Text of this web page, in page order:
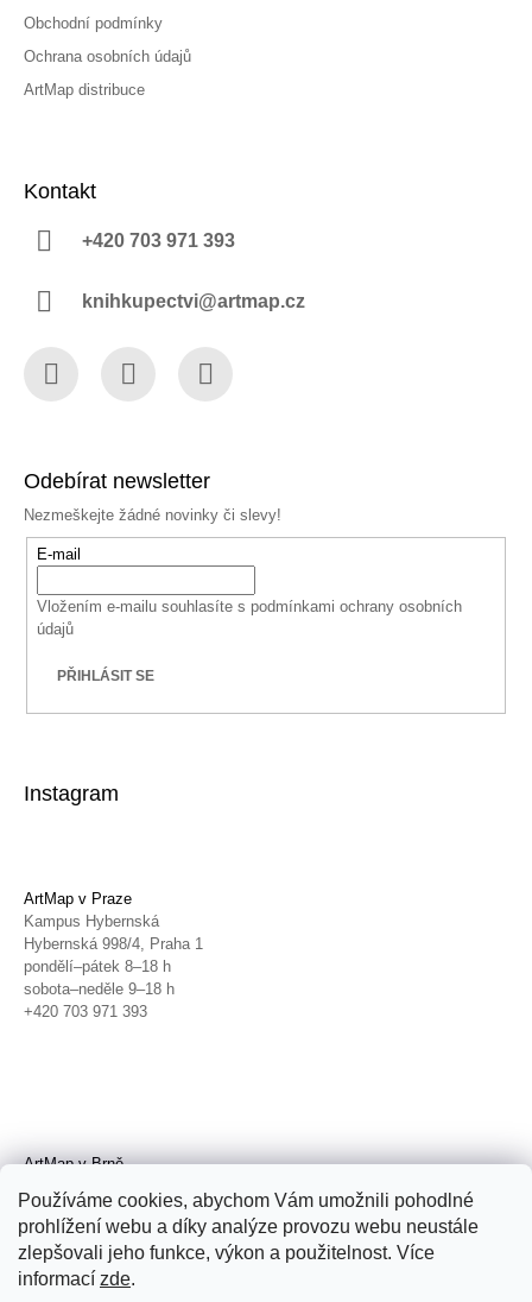
Používáme cookies, abychom Vám umožnili pohodlné
prohlížení webu a díky analýze provozu webu neustále
zlepšovali jeho funkce, výkon a použitelnost. Více
informací zde.
Obchodní podmínky
Ochrana osobních údajů
ArtMap distribuce
Kontakt
+420 703 971 393
knihkupectvi@artmap.cz
Odebírat newsletter
Nezmeškejte žádné novinky či slevy!
E-mail
Vložením e-mailu souhlasíte s podmínkami ochrany osobních
údajů
PŘIHLÁSIT SE
Instagram
ArtMap v Praze
Kampus Hybernská
Hybernská 998/4, Praha 1
pondělí–pátek 8–18 h
sobota–neděle 9–18 h
+420 703 971 393
ArtMap v Brně
Radnická 4, Brno
úterý–pátek 11–19 h
sobota 14–19 h
+420 702 152 298